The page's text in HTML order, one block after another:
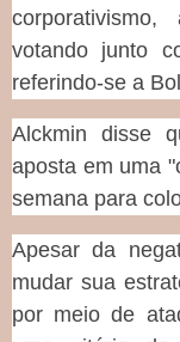
votando junto
referindo-se a
Alckmin disse
aposta em uma
semana para
Apesar da
mudar sua
por meio de